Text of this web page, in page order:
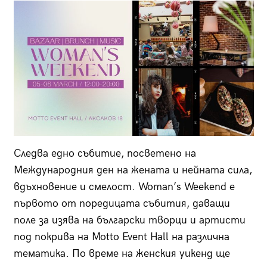
Следва едно събитие, посветено на
Международния ден на жената и нейната сила,
вдъхновение и смелост. Woman’s Weekend е
първото от поредицата събития, даващи
поле за изява на български творци и артисти
под покрива на Motto Event Hall на различна
тематика. По време на женския уикенд ще